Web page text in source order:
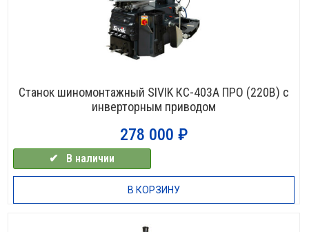
Станок шиномонтажный SIVIK КС-403А ПРО (220В) с
инверторным приводом
278 000 ₽
✔⠀В наличии
В КОРЗИНУ